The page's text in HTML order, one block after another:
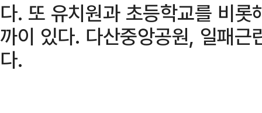
다. 또 유치원과 초등학교를 비롯
까이 있다. 다산중앙공원, 일패
다.